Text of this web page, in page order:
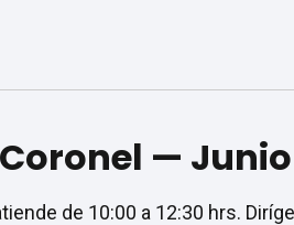
— Junio
de 10:00 a 12:30 hrs.